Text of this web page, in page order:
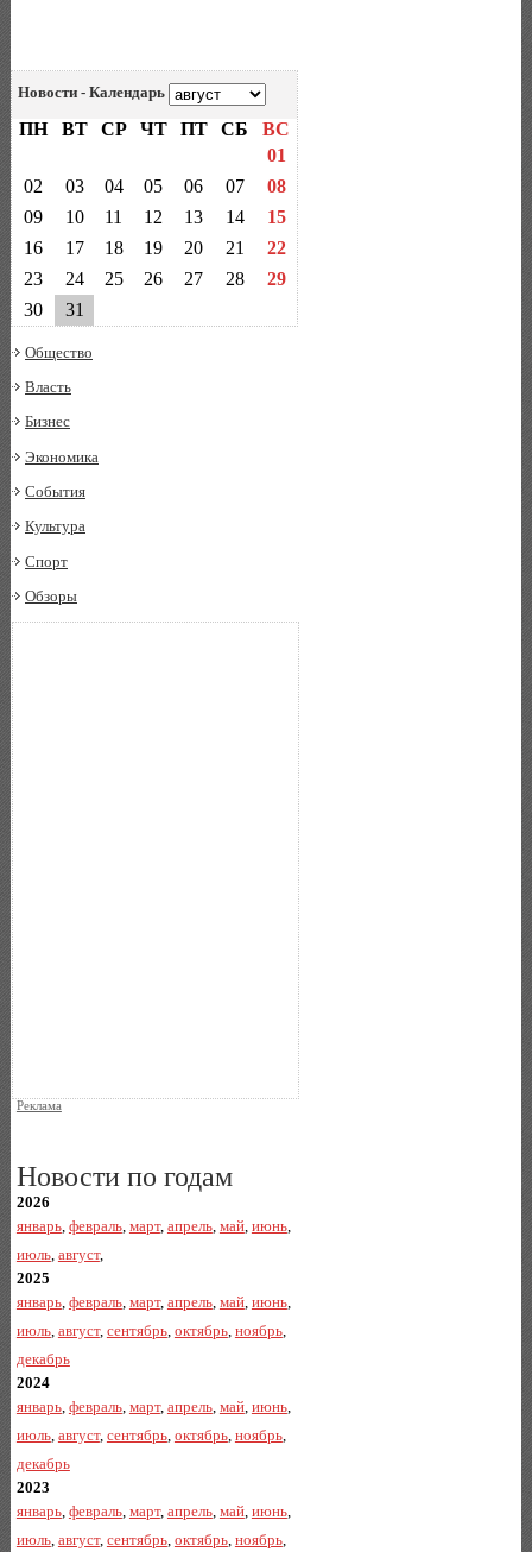
Новости - Календарь
ПН ВТ СР ЧТ ПТ СБ
ВС
01
02
03 04 05 06 07
08
09
10 11 12 13 14
15
16
17 18 19 20 21
22
23
24 25 26 27 28
29
30
31
Общество
Власть
Бизнес
Экономика
События
Культура
Спорт
Обзоры
Реклама
Новости по годам
2026
январь, февраль, март, апрель, май, июнь,
июль, август,
2025
январь, февраль, март, апрель, май, июнь,
июль, август, сентябрь, октябрь, ноябрь,
декабрь
2024
январь, февраль, март, апрель, май, июнь,
июль, август, сентябрь, октябрь, ноябрь,
декабрь
2023
январь, февраль, март, апрель, май, июнь,
июль, август, сентябрь, октябрь, ноябрь,